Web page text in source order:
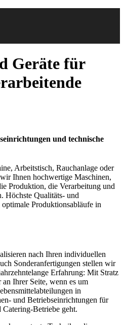
Geräte für
und technische
Arbeitstisch, Rauchanlage oder
Ihnen hochwertige Maschinen,
Produktion, die Verarbeitung und
Höchste Qualitäts- und
Produktionsabläufe in
nach Ihren individuellen
Sonderanfertigungen stellen wir
Erfahrung: Mit Stratz
Ihrer Seite, wenn es um
in
und Betriebseinrichtungen für
Betriebe geht.